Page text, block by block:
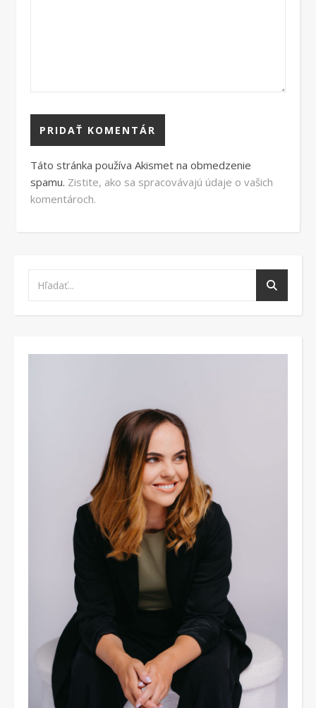
Táto stránka používa Akismet na obmedzenie
spamu. Zistite, ako sa spracovávajú údaje o vašich
komentároch.